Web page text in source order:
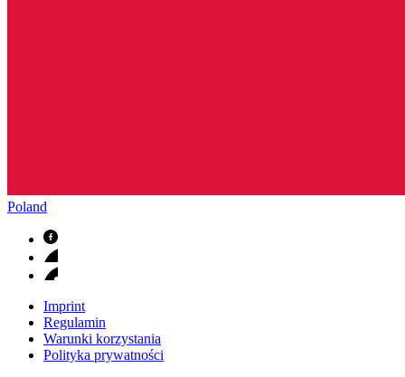
Poland
Imprint
Regulamin
Warunki korzystania
Polityka prywatności